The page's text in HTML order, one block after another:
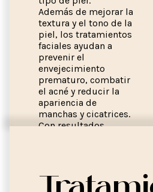
Además de mejorar la
textura y el tono de la
piel, los tratamientos
faciales ayudan a
prevenir el
envejecimiento
prematuro, combatir
el acné y reducir la
apariencia de
manchas y cicatrices.
Con resultados
equilibrada y